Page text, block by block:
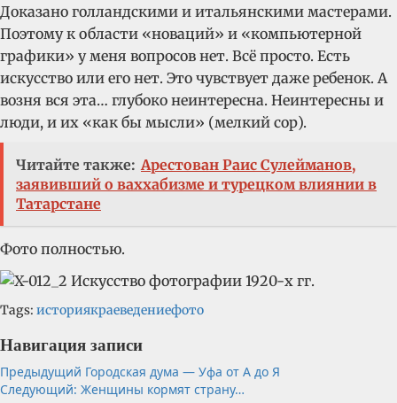
Доказано голландскими и итальянскими мастерами.
Поэтому к области «новаций» и «компьютерной
графики» у меня вопросов нет. Всё просто. Есть
искусство или его нет. Это чувствует даже ребенок. А
возня вся эта… глубоко неинтересна. Неинтересны и
люди, и их «как бы мысли» (мелкий сор).
Читайте также: Арестован Раис Сулейманов,
заявивший о ваххабизме и турецком влиянии в
Татарстане
Фото полностью.
Tags: историякраеведениефото
Навигация записи
Предыдущий Городская дума — Уфа от А до Я
Следующий: Женщины кормят страну…